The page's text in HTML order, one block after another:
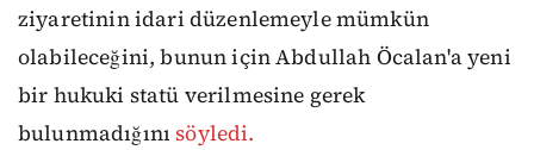
ziyaretinin idari düzenlemeyle mümkün
olabileceğini, bunun için Abdullah Öcalan'a yeni
bir hukuki statü verilmesine gerek
bulunmadığınısöyledi.